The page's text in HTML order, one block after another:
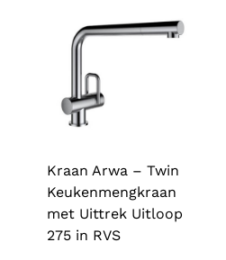
Kraan Arwa – Twin
Keukenmengkraan
met Uittrek Uitloop
275 in RVS